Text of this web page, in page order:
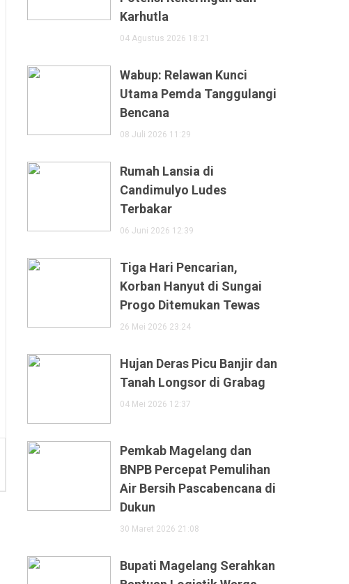
Karhutla
04 Agustus 2026 18:21
Wabup: Relawan Kunci
Utama Pemda Tanggulangi
Bencana
08 Juli 2026 11:29
Rumah Lansia di
Candimulyo Ludes
Terbakar
06 Juni 2026 12:39
Tiga Hari Pencarian,
Korban Hanyut di Sungai
Progo Ditemukan Tewas
26 Mei 2026 23:24
Hujan Deras Picu Banjir dan
Tanah Longsor di Grabag
04 Mei 2026 12:37
Pemkab Magelang dan
BNPB Percepat Pemulihan
Air Bersih Pascabencana di
Dukun
30 Maret 2026 21:08
Bupati Magelang Serahkan